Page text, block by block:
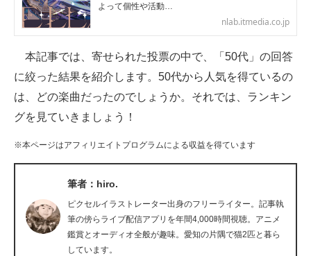
ITエンジニア向け専門サイト
企業向けIT製品の総合サイト
IT製品の技術・比較・事例
製造業のIT導入・活用を支援
モノづくり技術者専門サイト
電子設計の基本と応用
エネルギーの専門メディア
よって個性や活動…
nlab.itmedia.co.jp
本記事では、寄せられた投票の中で、「50代」の回答
に絞った結果を紹介します。50代から人気を得ているの
は、どの楽曲だったのでしょうか。それでは、ランキン
グを見ていきましょう！
※本ページはアフィリエイトプログラムによる収益を得ています
筆者：hiro.
ピクセルイラストレーター出身のフリーライター。記事執
筆の傍らライブ配信アプリを年間4,000時間視聴。アニメ
鑑賞とオーディオ全般が趣味。愛知の片隅で猫2匹と暮ら
しています。